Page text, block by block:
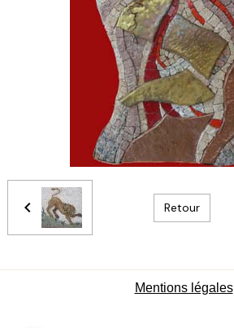
Retour
Mentions légales